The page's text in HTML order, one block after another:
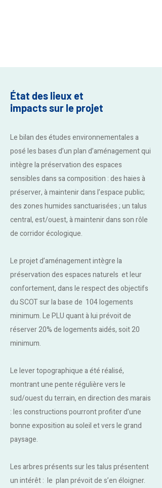
État des lieux et
impacts sur le projet
Le bilan des études environnementales a
posé les bases d’un plan d’aménagement qui
intègre la préservation des espaces
sensibles dans sa composition : des haies à
préserver, à maintenir dans l’espace public;
des zones humides sanctuarisées ; un talus
central, est/ouest, à maintenir dans son rôle
de corridor écologique.
Le projet d’aménagement intègre la
préservation des espaces naturels et leur
confortement, dans le respect des objectifs
du SCOT sur la base de 104 logements
minimum.Le PLU quant à lui prévoit de
réserver 20% de logements aidés, soit 20
minimum.
Le lever topographique a été réalisé,
montrant une pente régulière vers le
sud/ouest du terrain, en direction des marais
: les constructions pourront profiter d’une
bonne exposition au soleil et vers le grand
paysage.
Les arbres présents sur les talus présentent
un intérêt : le plan prévoit de s’en éloigner.